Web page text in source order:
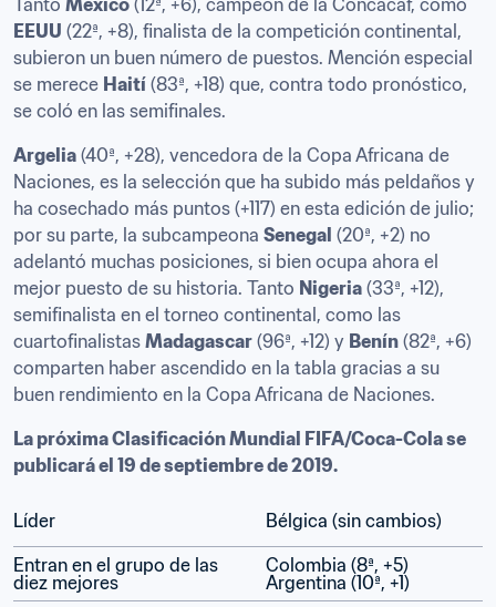
Tanto México
EEUU (22ª, +8), finalista de la competición continental,
subieron un buen número de puestos. Mención especial
se merece Haití (83ª, +18) que, contra todo pronóstico,
se coló en las semifinales.
Argelia (40ª, +28), vencedora de la Copa Africana de
Naciones, es la selección que ha subido más peldaños y
ha cosechado más puntos (+117) en esta edición de julio;
por su parte, la subcampeona Senegal (20ª, +2) no
adelantó muchas posiciones, si bien ocupa ahora el
mejor puesto de su historia. Tanto Nigeria (33ª, +12),
semifinalista en el torneo continental, como las
cuartofinalistas Madagascar (96ª, +12) y Benín (82ª, +6)
comparten haber ascendido en la tabla gracias a su
buen rendimiento en la Copa Africana de Naciones.
La próxima Clasificación Mundial FIFA/Coca-Cola se
publicará el 19 de septiembre de 2019.
Líder
Bélgica (sin cambios)
Entran en el grupo de las
diez mejores
Colombia (8ª, +5)
Argentina (10ª, +1)